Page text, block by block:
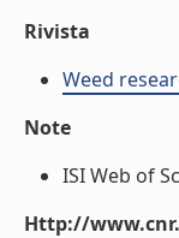
Rivista
Weed
Note
ISI Web of
Http://